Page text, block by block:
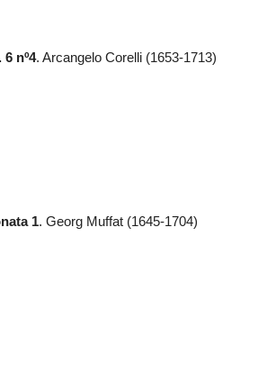
nº4. Arcangelo Corelli (1653-1713)
1. Georg Muffat (1645-1704)